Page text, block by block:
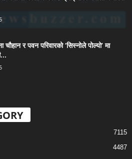
चौहान र पवन परिवारको ‘सिस्नोले पोल्यो’ मा
7115
4487